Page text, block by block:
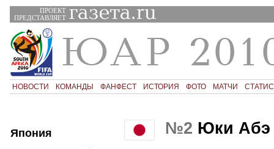
ПРОЕКТ
ПРЕДСТАВЛЯЕТ
НОВОСТИ КОМАНДЫ ФАНФЕСТ ИСТОРИЯ ФОТО МАТЧИ
Япония №2 Юки Абэ